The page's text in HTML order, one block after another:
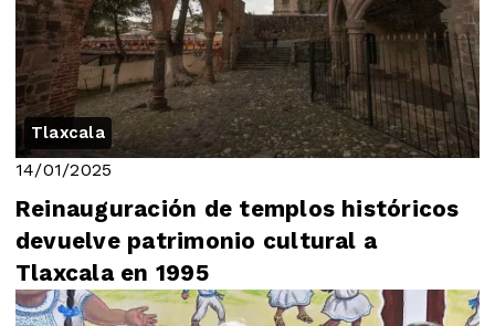
Tlaxcala
14/01/2025
Reinauguración de templos históricos
devuelve patrimonio cultural a
Tlaxcala en 1995